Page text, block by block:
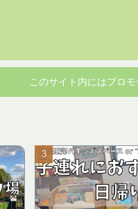
このサイト内にはプロ